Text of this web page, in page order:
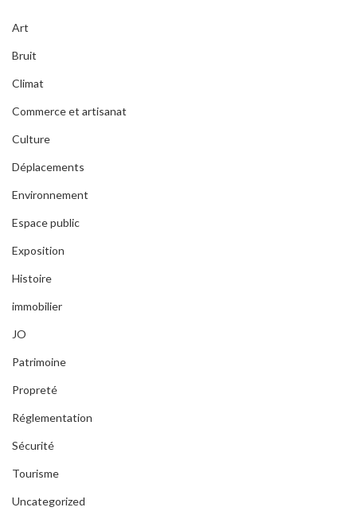
Art
Bruit
Climat
Commerce et artisanat
Culture
Déplacements
Environnement
Espace public
Exposition
Histoire
immobilier
JO
Patrimoine
Propreté
Réglementation
Sécurité
Tourisme
Uncategorized